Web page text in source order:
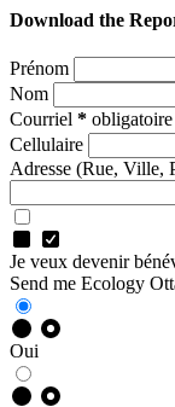
Download the
Prénom
Nom
Courriel * obligatoire
Cellulaire
Adresse (Rue, Ville,
Je veux devenir
Send me Ecology
Oui